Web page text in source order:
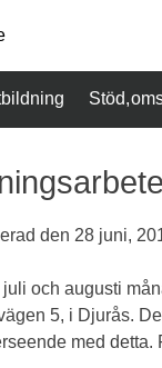
Stöd,
den 28 juni,
och augusti
5, i Djurås.
med detta.